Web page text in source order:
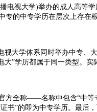
视大学)举办的成人高等
的中专学历在层次上存在
学体系同时举办中专、
”学历都属于同一类型。
称——名称中包含“中等
书”的即为中专学历。最